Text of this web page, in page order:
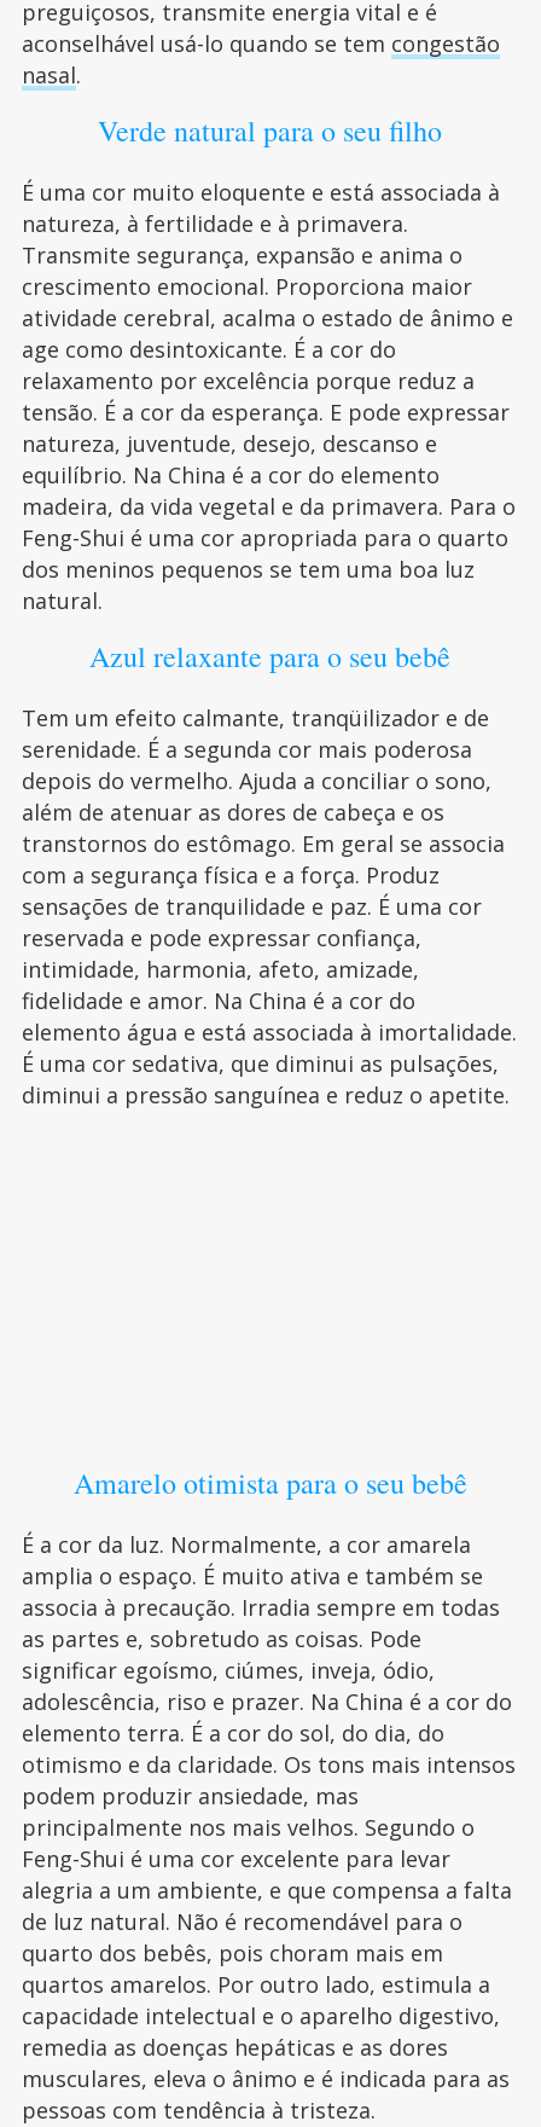
preguiçosos, transmite energia vital e é
aconselhável usá-lo quando se tem congestão
nasal.
Verde natural para o seu filho
É uma cor muito eloquente e está associada à
natureza, à fertilidade e à primavera.
Transmite segurança, expansão e anima o
crescimento emocional. Proporciona maior
atividade cerebral, acalma o estado de ânimo e
age como desintoxicante. É a cor do
relaxamento por excelência porque reduz a
tensão. É a cor da esperança. E pode expressar
natureza, juventude, desejo, descanso e
equilíbrio. Na China é a cor do elemento
madeira, da vida vegetal e da primavera. Para o
Feng-Shui é uma cor apropriada para o quarto
dos meninos pequenos se tem uma boa luz
natural.
Azul relaxante para o seu bebê
Tem um efeito calmante, tranqüilizador e de
serenidade. É a segunda cor mais poderosa
depois do vermelho. Ajuda a conciliar o sono,
além de atenuar as dores de cabeça e os
transtornos do estômago. Em geral se associa
com a segurança física e a força. Produz
sensações de tranquilidade e paz. É uma cor
reservada e pode expressar confiança,
intimidade, harmonia, afeto, amizade,
fidelidade e amor. Na China é a cor do
elemento água e está associada à imortalidade.
É uma cor sedativa, que diminui as pulsações,
diminui a pressão sanguínea e reduz o apetite.
Amarelo otimista para o seu bebê
É a cor da luz. Normalmente, a cor amarela
amplia o espaço. É muito ativa e também se
associa à precaução. Irradia sempre em todas
as partes e, sobretudo as coisas. Pode
significar egoísmo, ciúmes, inveja, ódio,
adolescência, riso e prazer. Na China é a cor do
elemento terra. É a cor do sol, do dia, do
otimismo e da claridade. Os tons mais intensos
podem produzir ansiedade, mas
principalmente nos mais velhos. Segundo o
Feng-Shui é uma cor excelente para levar
alegria a um ambiente, e que compensa a falta
de luz natural. Não é recomendável para o
quarto dos bebês, pois choram mais em
quartos amarelos. Por outro lado, estimula a
capacidade intelectual e o aparelho digestivo,
remedia as doenças hepáticas e as dores
musculares, eleva o ânimo e é indicada para as
pessoas com tendência à tristeza.